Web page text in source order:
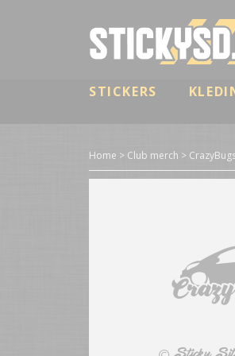
STICKERS
Home > Club merch >